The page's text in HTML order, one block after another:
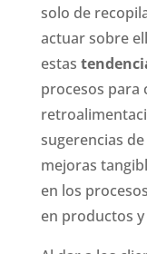
solo de
actuar sobre
estas
procesos para
sugerencias
mejoras
en los
en productos